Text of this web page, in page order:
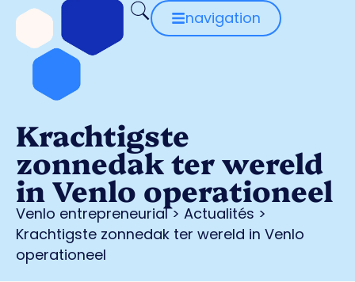
navigation
Krachtigste
zonnedak ter wereld
in Venlo operationeel
Venlo entrepreneurial> Actualités >
Krachtigste zonnedak ter wereld in Venlo
operationeel